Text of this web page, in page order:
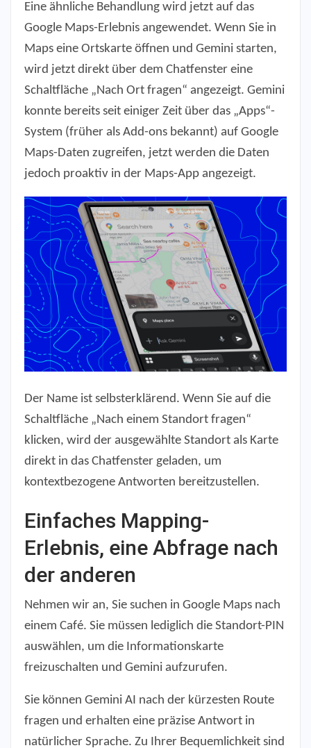
Eine ähnliche Behandlung wird jetzt auf das
Google Maps-Erlebnis angewendet. Wenn Sie in
Maps eine Ortskarte öffnen und Gemini starten,
wird jetzt direkt über dem Chatfenster eine
Schaltfläche „Nach Ort fragen“ angezeigt. Gemini
konnte bereits seit einiger Zeit über das „Apps“-
System (früher als Add-ons bekannt) auf Google
Maps-Daten zugreifen, jetzt werden die Daten
jedoch proaktiv in der Maps-App angezeigt.
Der Name ist selbsterklärend. Wenn Sie auf die
Schaltfläche „Nach einem Standort fragen“
klicken, wird der ausgewählte Standort als Karte
direkt in das Chatfenster geladen, um
kontextbezogene Antworten bereitzustellen.
Einfaches Mapping-
Erlebnis, eine Abfrage nach
der anderen
Nehmen wir an, Sie suchen in Google Maps nach
einem Café. Sie müssen lediglich die Standort-PIN
auswählen, um die Informationskarte
freizuschalten und Gemini aufzurufen.
Sie können Gemini AI nach der kürzesten Route
fragen und erhalten eine präzise Antwort in
natürlicher Sprache. Zu Ihrer Bequemlichkeit sind